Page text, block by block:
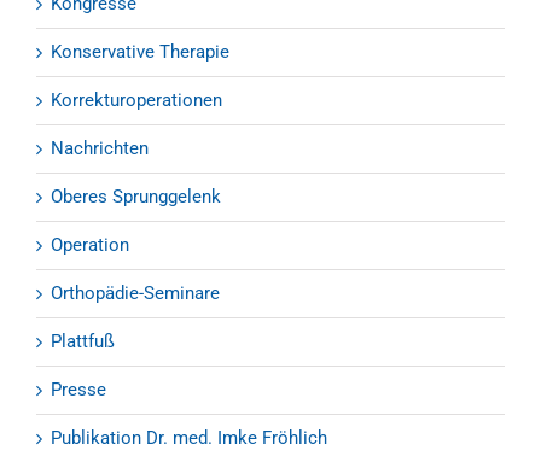
Konservative Therapie
Korrekturoperationen
Nachrichten
Oberes Sprunggelenk
Operation
Orthopädie-Seminare
Plattfuß
Presse
Publikation Dr. med. Imke Fröhlich